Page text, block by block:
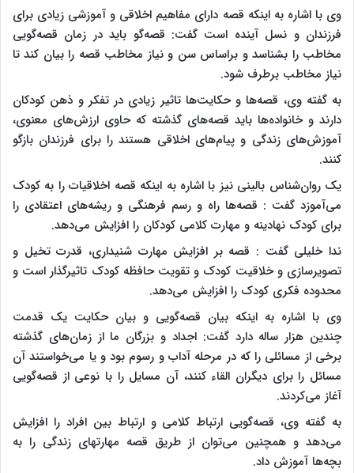
وی با اشاره به اینکه قصه دارای مفاهیم اخلاقی و آموزشی زیادی برای
فرزندان و نسل آینده است گفت: قصه‌گو باید در زمان قصه‌گویی
مخاطب را بشناسد و براساس سن و نیاز مخاطب قصه را بیان کند تا
نیاز مخاطب برطرف شود.
به گفته وی، قصه‌ها و حکایت‌ها تاثیر زیادی در تفکر و ذهن کودکان
دارند و خانواده‌ها باید قصه‌های گذشته که حاوی ارزش‌های معنوی،
آموزش‌های زندگی و پیام‌های اخلاقی هستند را برای فرزندان بازگو
کنند.
یک روان‌شناس بالینی نیز با اشاره به اینکه قصه اخلاقیات را به کودک
می‌آموزد گفت : قصه‌ها راه و رسم فرهنگی و ریشه‌های اعتقادی را
برای کودک نهادینه و مهارت کلامی کودکان را افزایش می‌دهد.
ندا خلیلی گفت : قصه بر افزایش مهارت شنیداری، قدرت تخیل و
تصویرسازی و خلاقیت کودک و تقویت حافظه کودک تاثیرگذار است و
محدوده فکری کودک را افزایش می‌دهد.
وی با اشاره به اینکه بیان قصه‌گویی و بیان حکایت یک قدمت
چندین هزار ساله دارد گفت: اجداد و بزرگان ما از زمان‌های گذشته
برخی از مسائلی را که در مرحله آداب و رسوم بود و یا می‌خواستند آن
مسائل را برای دیگران القاء کنند، آن مسایل را با نوعی از قصه‌گویی
آغاز می‌کردند.
به گفته وی، قصه‌گویی ارتباط کلامی و ارتباط بین افراد را افزایش
می‌دهد و همچنین می‌توان از طریق قصه مهارتهای زندگی را به
بچه‌ها آموزش داد.